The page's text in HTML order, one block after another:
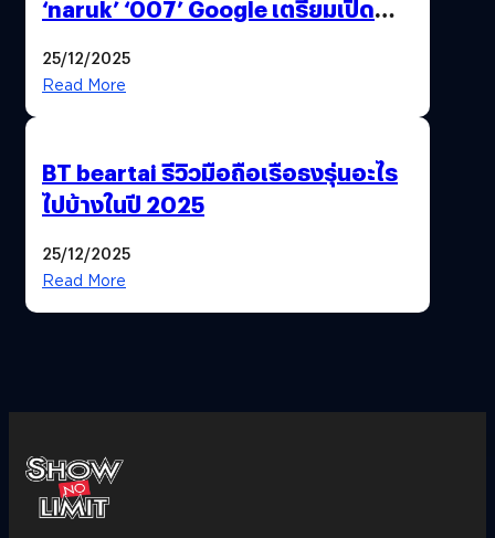
‘naruk’ ‘007’ Google เตรียมเปิด
25/12/2025
Read More
BT beartai รีวิวมือถือเรือธงรุ่นอะไร
ไปบ้างในปี 2025
25/12/2025
Read More